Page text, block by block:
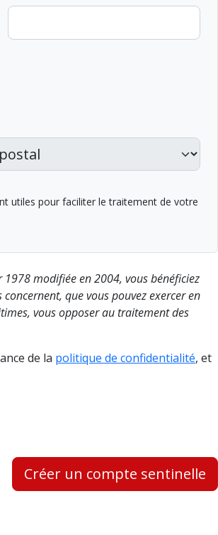
utiles pour faciliter le traitement de votre
modifiée en 2004, vous bénéficiez
que vous pouvez exercer en
vous opposer au traitement des
de la politique de confidentialité, et
Créer un compte sentinelle